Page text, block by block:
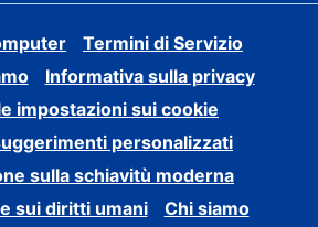
Termini di Servizio
Informativa sulla privacy
impostazioni sui cookie
personalizzati
sulla schiavitù moderna
sui diritti umani
Chi siamo